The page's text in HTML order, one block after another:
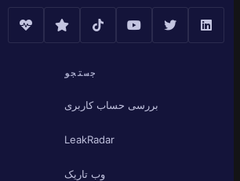
جستجو
بررسی حساب کاربری
LeakRadar
وب تاریک